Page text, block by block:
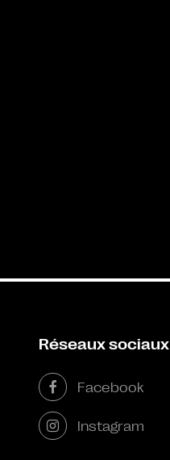
Réseaux sociaux
Facebook
Instagram